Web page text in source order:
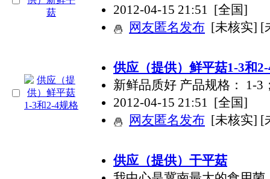
2012-04-15 21:51 [全国]
网友匿名发布 [未核实] [
供应（提供）鲜平菇1-3和
新鲜品质好 产品规格： 1-3
2012-04-15 21:51 [全国]
网友匿名发布 [未核实] [
供应（提供）干平菇